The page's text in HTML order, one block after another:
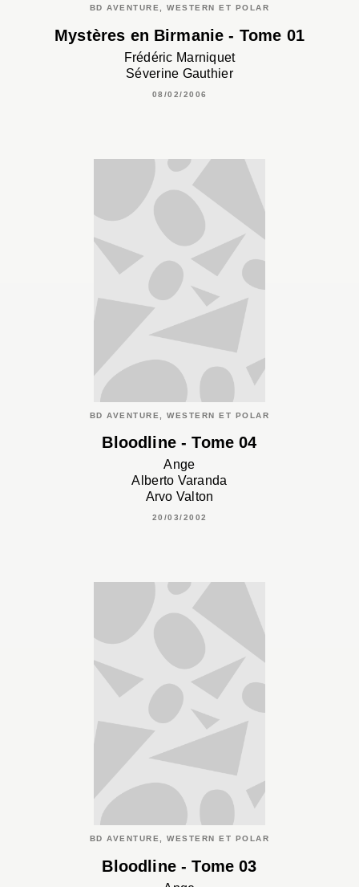
BD AVENTURE, WESTERN ET POLAR
Mystères en Birmanie - Tome 01
Frédéric Marniquet
Séverine Gauthier
08/02/2006
BD AVENTURE, WESTERN ET POLAR
Bloodline - Tome 04
Ange
Alberto Varanda
Arvo Valton
20/03/2002
BD AVENTURE, WESTERN ET POLAR
Bloodline - Tome 03